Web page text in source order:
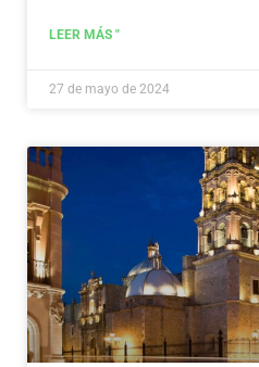
LEER MÁS "
27 de mayo de 2024